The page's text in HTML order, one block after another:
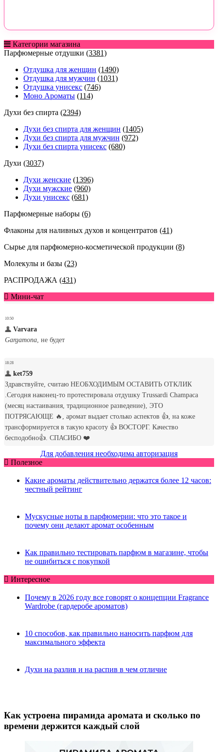
Категории магазина
Парфюмерные отдушки (3381)
Отдушка для женщин (1490)
Отдушка для мужчин (1031)
Отдушка унисекс (746)
Моно Ароматы (114)
Духи без спирта (2394)
Духи без спирта для женщин (1405)
Духи без спирта для мужчин (972)
Духи без спирта унисекс (680)
Духи (3037)
Духи женские (1396)
Духи мужские (960)
Духи унисекс (681)
Парфюмерные наборы (6)
Флаконы для наливных духов и концентратов (41)
Сырье для парфюмерно-косметической продукции (8)
Молекулы и базы (23)
РАСПРОДАЖА (431)
Мини-чат
Для добавления необходима авторизация
Полезное
Какие ароматы действительно держатся более 12 часов:
честный рейтинг
Мускусные ноты в парфюмерии: что это такое и
почему они делают аромат особенным
Как правильно тестировать парфюм в магазине, чтобы
не ошибиться с покупкой
Интересное
Почему в 2026 году все говорят о концепции Fragrance
Wardrobe (гардеробе ароматов)
10 способов, как правильно наносить парфюм для
максимального эффекта
Духи на разлив и на распив в чем отличие
Как устроена пирамида аромата и сколько по
времени держится каждый слой